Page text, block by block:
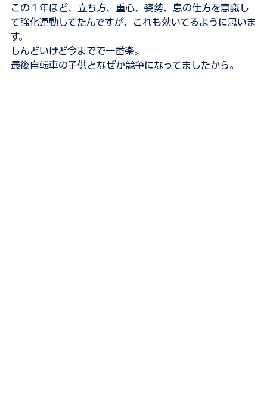
この１年ほど、立ち方、重心、姿勢、息の仕方を意識し
て強化運動してたんですが、これも効いてるように思いま
す。
しんどいけど今までで一番楽。
最後自転車の子供となぜか競争になってましたから。